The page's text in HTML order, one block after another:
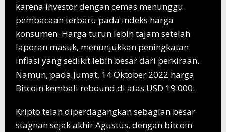
karena investor dengan cemas menunggu
pembacaan terbaru pada indeks harga
konsumen. Harga turun lebih tajam setelah
laporan masuk, menunjukkan peningkatan
inflasi yang sedikit lebih besar dari perkiraan.
Namun, pada Jumat, 14 Oktober 2022 harga
Bitcoin kembali rebound di atas USD 19.000.
Kripto telah diperdagangkan sebagian besar
stagnan sejak akhir Agustus, dengan bitcoin